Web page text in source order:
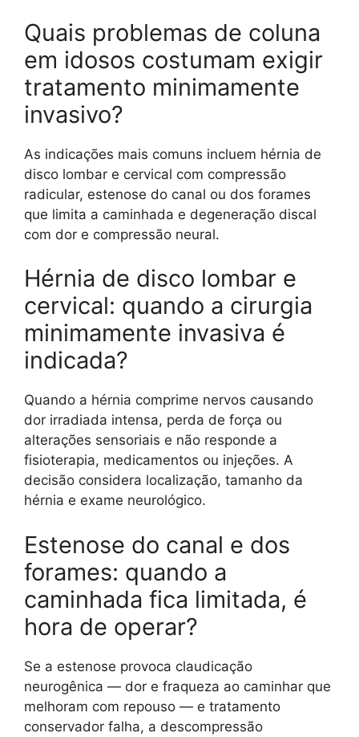
Quais problemas de coluna
em idosos costumam exigir
tratamento minimamente
invasivo?
As indicações mais comuns incluem hérnia de
disco lombar e cervical com compressão
radicular, estenose do canal ou dos forames
que limita a caminhada e degeneração discal
com dor e compressão neural.
Hérnia de disco lombar e
cervical: quando a cirurgia
minimamente invasiva é
indicada?
Quando a hérnia comprime nervos causando
dor irradiada intensa, perda de força ou
alterações sensoriais e não responde a
fisioterapia, medicamentos ou injeções. A
decisão considera localização, tamanho da
hérnia e exame neurológico.
Estenose do canal e dos
forames: quando a
caminhada fica limitada, é
hora de operar?
Se a estenose provoca claudicação
neurogênica — dor e fraqueza ao caminhar que
melhoram com repouso — e tratamento
conservador falha, a descompressão